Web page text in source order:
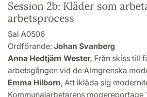
Session 2b: Kläder som
arbetsprocess
Sal A0506
Ordförande: Johan Svanberg
Anna Hedtjärn Wester, Från skiss till
arbetsgången vid de Almgrenska
Emma Hilborn, Att ikläda sig
Kommunalarbetarens modereportage